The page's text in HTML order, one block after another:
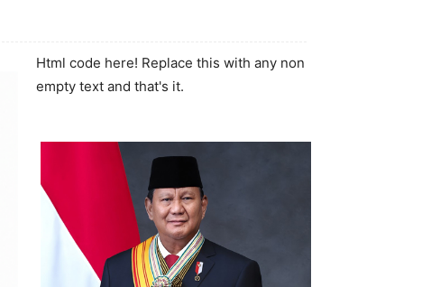
Html code here! Replace this with any non
empty text and that's it.